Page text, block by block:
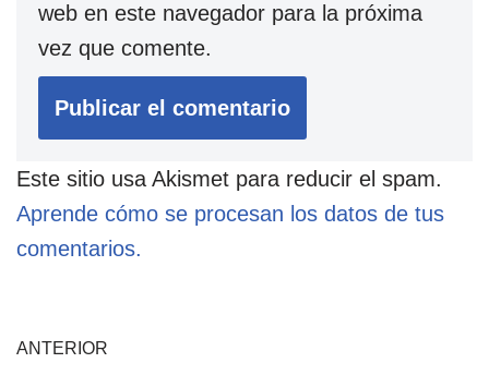
web en este navegador para la próxima
vez que comente.
Este sitio usa Akismet para reducir el spam.
Aprende cómo se procesan los datos de tus
comentarios.
ANTERIOR